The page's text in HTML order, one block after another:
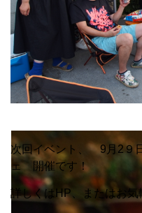
中に入れるパーツを白い
次回イベント、 9月2９
ェ 開催です！
詳しくはHP、またはお気